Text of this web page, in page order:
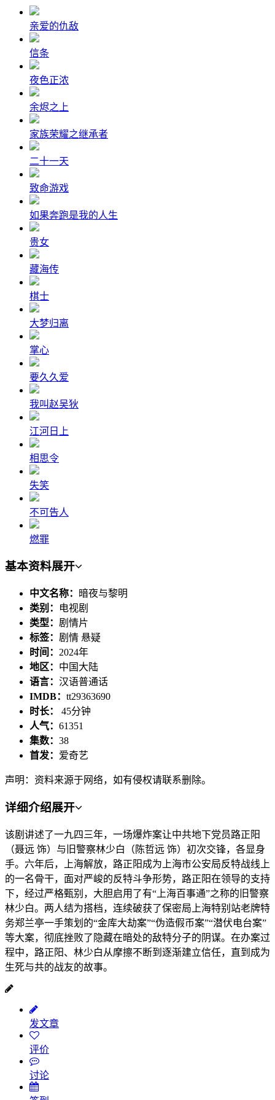
亲爱的仇敌
信条
夜色正浓
余烬之上
家族荣耀之继承者
二十一天
致命游戏
如果奔跑是我的人生
贵女
藏海传
棋士
大梦归离
掌心
要久久爱
我叫赵吴狄
江河日上
相思令
失笑
不可告人
燃罪
基本资料展开
中文名称：
暗夜与黎明
类别：
电视剧
类型： 剧情片
标签： 剧情 悬疑
时间： 2024年
地区： 中国大陆
语言： 汉语普通话
IMDB： tt29363690
时长： 45分钟
人气： 61351
集数： 38
首发： 爱奇艺
声明：资料来源于网络，如有侵权请联系删除。
详细介绍展开
该剧讲述了一九四三年，一场爆炸案让中共地下党员路正阳
（聂远 饰）与旧警察林少白（陈哲远 饰）初次交锋，各显身
手。六年后，上海解放，路正阳成为上海市公安局反特战线上
的一名骨干，面对严峻的反特斗争形势，路正阳在领导的支持
下，经过严格甄别，大胆启用了有“上海百事通”之称的旧警察
林少白。两人结为搭档，连续破获了保密局上海特别站老牌特
务郑兰亭一手策划的“金库大劫案”“伪造假币案”“潜伏电台案”
等大案，彻底挫败了隐藏在暗处的敌特分子的阴谋。在办案过
程中，路正阳、林少白从摩擦不断到逐渐建立信任，直到成为
生死与共的战友的故事。
发文章
评价
讨论